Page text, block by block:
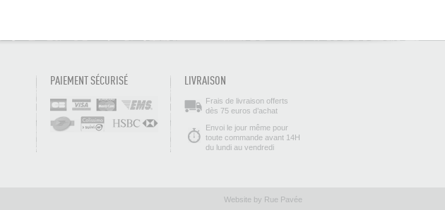
PAIEMENT SÉCURISÉ LIVRAISON
Frais de livraison offerts
dès 75 euros d’achat
Envoi le jour même pour
toute commande avant 14H
du lundi au vendredi
Website by Rue Pavée